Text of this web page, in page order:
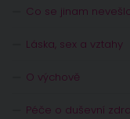
Co se jinam
Láska, sex a vztahy
O výchově
Péče o duševní